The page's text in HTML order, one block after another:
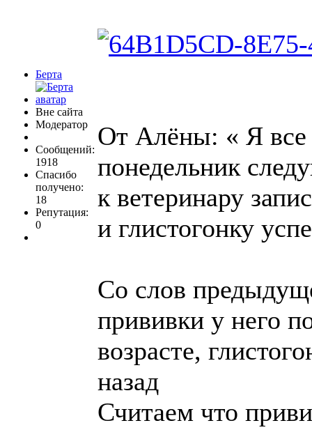
Берта
Вне сайта
Модератор
Сообщений:
1918
Спасибо
получено:
18
Репутация:
0
От Алёны: « Я все
понедельник
к ветеринару
и глистогонку
Со слов
прививки у него
возрасте,
назад
Считаем что